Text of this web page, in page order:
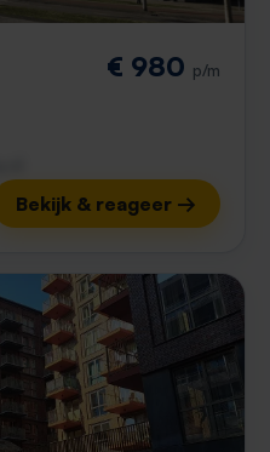
€ 980 p/m
Bekijk & reageer →